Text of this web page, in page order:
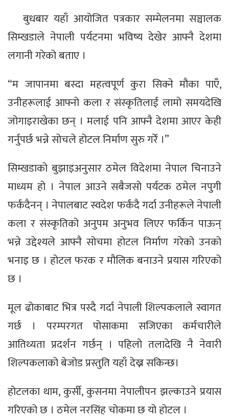
बुधबार यहाँ आयोजित पत्रकार सम्मेलनमा सञ्चालक
सिम्खडाले नेपाली पर्यटनमा भविष्य देखेर आफ्नै देशमा
लगानी गरेको बताए ।
“म जापानमा बस्दा महत्वपूर्ण कुरा सिक्ने मौका पाएँ,
उनीहरूलाई आफ्नो कला र संस्कृतिलाई लामो समयदेखि
जोगाइराखेका छन् । मलाई पनि आफ्नै देशमा आएर केही
गर्नुपर्छ भन्ने सोचले होटल निर्माण सुरु गरेँ ।”
सिम्खडाको बुझाइअनुसार ठमेल विदेशमा नेपाल चिनाउने
माध्यम हो । नेपाल आउने सबैजसो पर्यटक ठमेल नपुगी
फर्कंदैनन् । नेपालबाट स्वदेश फर्कंदै गर्दा उनीहरूले नेपाली
कला र संस्कृतिको अनुपम अनुभव लिएर फर्किन पाऊन्
भन्ने उद्देश्यले आफ्नै सोचमा होटल निर्माण गरेको उनको
भनाइ छ । होटल फरक र मौलिक बनाउने प्रयास गरिएको
छ ।
मूल ढोकाबाट भित्र पस्दै गर्दा नेपाली शिल्पकलाले स्वागत
गर्छ । परम्परगत पोसाकमा सजिएका कर्मचारीले
आतिथ्यता प्रदर्शन गर्छन् । पहिलो तलादेखि नै नेवारी
शिल्पकलाको बेजोड प्रस्तुति यहाँ देख्न सकिन्छ।
होटलका थाम, कुर्सी, कुसनमा नेपालीपन झल्काउने प्रयास
गरिएको छ । ठमेल नरसिंह चोकमा छ यो होटल ।